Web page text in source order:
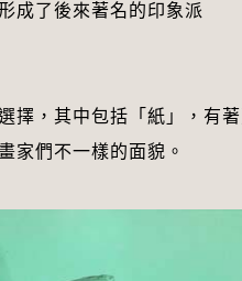
成了後來著名的印象派
擇，其中包括「紙」，有
家們不一樣的面貌。